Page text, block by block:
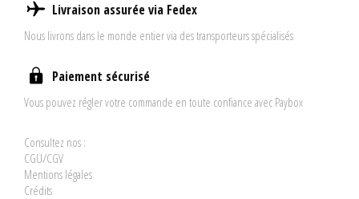
Livraison assurée via Fedex
Nous livrons dans le monde entier via des transporteurs spécialisés
Paiement sécurisé
Vous pouvez régler votre commande en toute confiance avec Paybox
Consultez nos :
CGU/CGV
Mentions légales
Crédits